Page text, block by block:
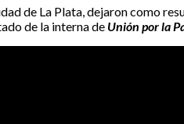
de La Plata, dejaron como
de la interna de Unión por la